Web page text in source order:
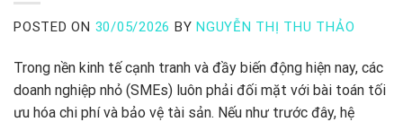
POSTED ON 30/05/2026 BY NGUYỄN THỊ THU THẢO
Trong nền kinh tế cạnh tranh và đầy biến động hiện nay, các
doanh nghiệp nhỏ (SMEs) luôn phải đối mặt với bài toán tối
ưu hóa chi phí và bảo vệ tài sản. Nếu như trước đây, hệ